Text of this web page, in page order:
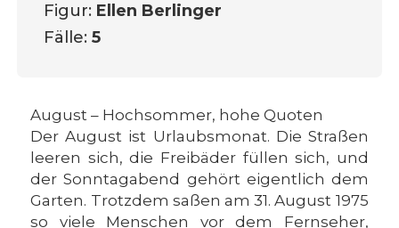
Figur: Ellen Berlinger
Fälle:5
August – Hochsommer, hohe Quoten
Der August ist Urlaubsmonat. Die Straßen
leeren sich, die Freibäder füllen sich, und
der Sonntagabend gehört eigentlich dem
Garten. Trotzdem saßen am 31. August 1975
so viele Menschen vor dem Fernseher,